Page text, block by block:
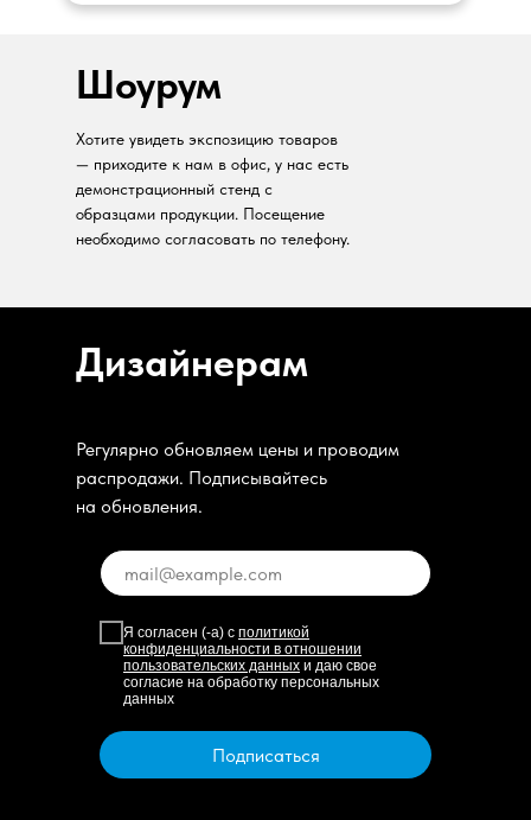
Шоурум
Хотите увидеть экспозицию товаров
— приходите к нам в офис, у нас есть
демонстрационный стенд с
образцами продукции. Посещение
необходимо согласовать по телефону.
Дизайнерам
Регулярно обновляем цены и проводим
распродажи. Подписывайтесь
на обновления.
Я согласен (-а) с политикой
конфиденциальности в отношении
пользовательских данных и даю свое
согласие на обработку персональных
данных
Подписаться